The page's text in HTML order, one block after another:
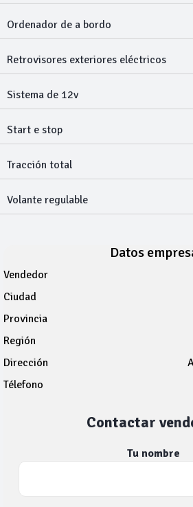
Ordenador de a bordo
Retrovisores exteriores eléctricos
Sistema de 12v
Start e stop
Tracción total
Volante regulable
Datos
Vendedor
Ciudad
Provincia
Región
Dirección
Télefono
Contactar
Tu nombre